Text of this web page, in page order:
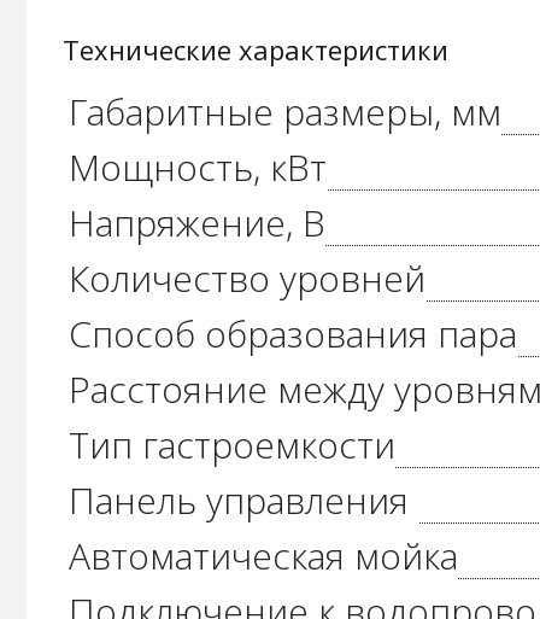
Технические характеристики
Габаритные размеры, мм
Мощность, кВт
Напряжение, В
Количество уровней
Способ образования пара
Расстояние между
Тип гастроемкости
Панель управления
Автоматическая мойка